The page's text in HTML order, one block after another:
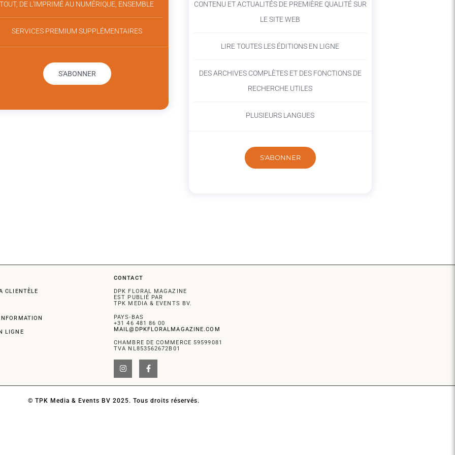
TOUT, DE L'IMPRIMÉ AU NUMÉRIQUE, ENSEMBLE
SERVICES PREMIUM SUPPLÉMENTAIRES
S'ABONNER
CONTENU ET ACTUALITÉS DE PREMIÈRE QUALITÉ SUR
LE SITE WEB
LIRE TOUTES LES ÉDITIONS EN LIGNE
DES ARCHIVES COMPLÈTES ET DES FONCTIONS DE
RECHERCHE UTILES
PLUSIEURS LANGUES
S'ABONNER
CLIENTÈLE
LIGNE
CONTACT
DPK FLORAL MAGAZINE
EST PUBLIÉ PAR
TPK MEDIA & EVENTS BV.
PAYS-BAS
+31 46 481 86 00
MAIL@DPKFLORALMAGAZINE.COM
CHAMBRE DE COMMERCE 59599081
TVA NL853562672B01
© TPK Media & Events BV 2025. Tous droits réservés.